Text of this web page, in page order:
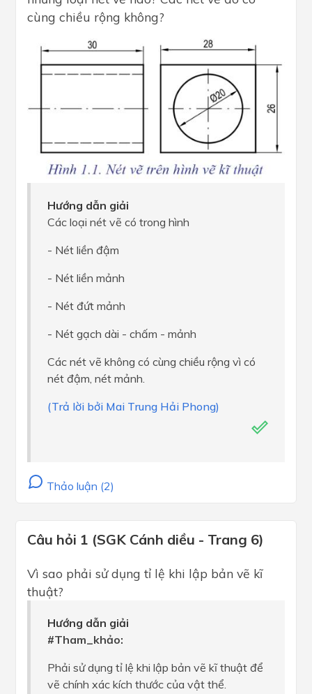
cùng chiều rộng không?
Hướng dẫn giải
Các loại nét vẽ có trong hình
- Nét liền đậm
- Nét liền mảnh
- Nét đứt mảnh
- Nét gạch dài - chấm - mảnh
Các nét vẽ không có cùng chiều rộng vì có
nét đậm, nét mảnh.
(Trả lời bởi Mai Trung Hải Phong)
Thảo luận (2)
Câu hỏi 1 (SGK Cánh diều - Trang 6)
Vì sao phải sử dụng tỉ lệ khi lập bản vẽ kĩ
thuật?
Hướng dẫn giải
#Tham_khảo:
Phải sử dụng tỉ lệ khi lập bản vẽ kĩ thuật để
vẽ chính xác kích thước của vật thể.